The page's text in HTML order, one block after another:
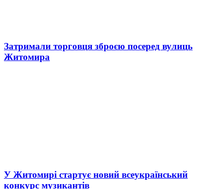
Затримали торговця зброєю посеред вулиць
Житомира
У Житомирі стартує новий всеукраїнський
конкурс музикантів